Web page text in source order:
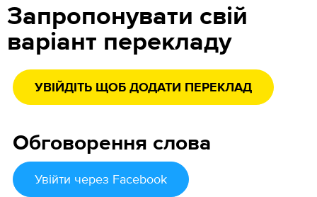
Запропонувати свій
варіант перекладу
УВІЙДІТЬ ЩОБ ДОДАТИ ПЕРЕКЛАД
Обговорення слова
Увійти через Facebook